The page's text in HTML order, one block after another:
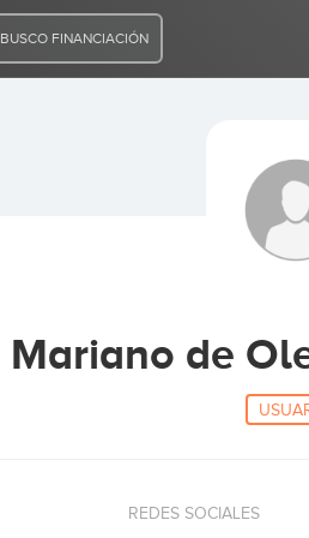
BUSCO FINANCIACIÓN
Mariano de
REDES SOCIALES